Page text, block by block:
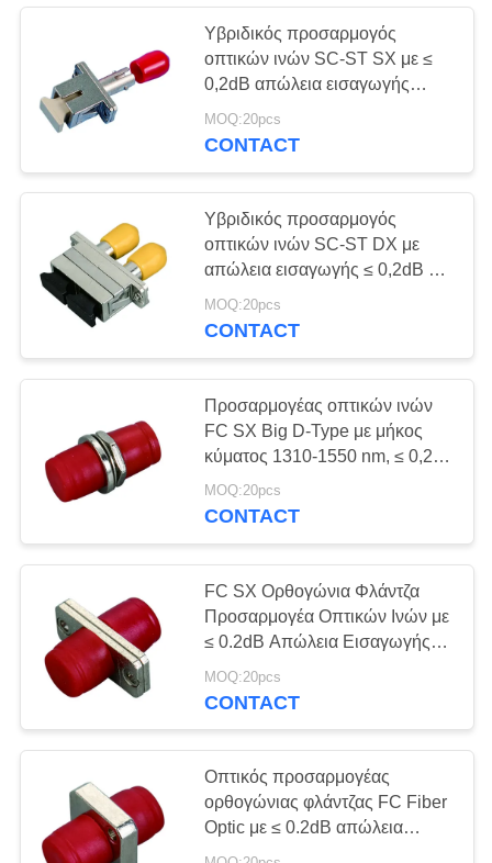
Υβριδικός προσαρμογός
οπτικών ινών SC-ST SX με ≤
0,2dB απώλεια εισαγωγής
κεραμικής ή μεταλλικής
επιφάνειας και μεγάλη
MOQ:20pcs
CONTACT
Υβριδικός προσαρμογός
οπτικών ινών SC-ST DX με
απώλεια εισαγωγής ≤ 0,2dB για
μήκος κύματος 1310-1550nm
και εύρος θερμοκρασίας -40
MOQ:20pcs
CONTACT
Προσαρμογέας οπτικών ινών
FC SX Big D-Type με μήκος
κύματος 1310-1550 nm, ≤ 0,2
dB απώλεια εισαγωγής και
εύρος θερμοκρασίας -40 έως
MOQ:20pcs
CONTACT
FC SX Ορθογώνια Φλάντζα
Προσαρμογέα Οπτικών Ινών με
≤ 0.2dB Απώλεια Εισαγωγής
και Ευρύ Φάσμα Θερμοκρασίας
Λειτουργίας
MOQ:20pcs
CONTACT
Οπτικός προσαρμογέας
ορθογώνιας φλάντζας FC Fiber
Optic με ≤ 0.2dB απώλεια
εισαγωγής και οπτικό ζεύκτη